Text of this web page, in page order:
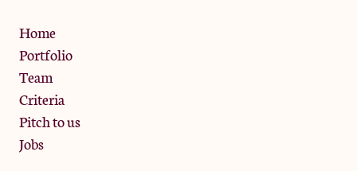
Home
Portfolio
Team
Criteria
Pitch to us
Jobs